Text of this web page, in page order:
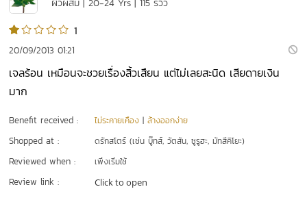
ผิวผสม | 20-24 Yrs | 115 รีวิว
1
20/09/2013 01:21
เจลร้อน เหมือนจะชวยเรื่องสิ้วเสืยน แต่ไม่เลยสะนิด เสียดายเงิน
มาก
Benefit received : ไม่ระคายเคือง |ล้างออกง่าย
Shopped at : ดรักสโตร์ (เช่น บู๊ทส์, วัตสัน, ซูรูฮะ, มัทสึคิโยะ)
Reviewed when : เพิ่งเริ่มใช้
Review link : Click to open